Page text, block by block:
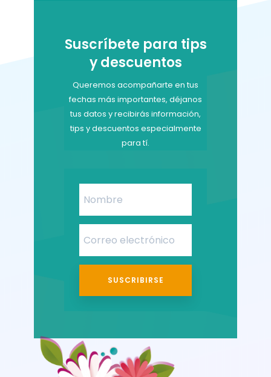
Suscríbete para tips
y descuentos
Queremos acompañarte en tus
fechas más importantes, déjanos
tus datos y recibirás información,
tips y descuentos especialmente
para tí.
SUSCRIBIRSE